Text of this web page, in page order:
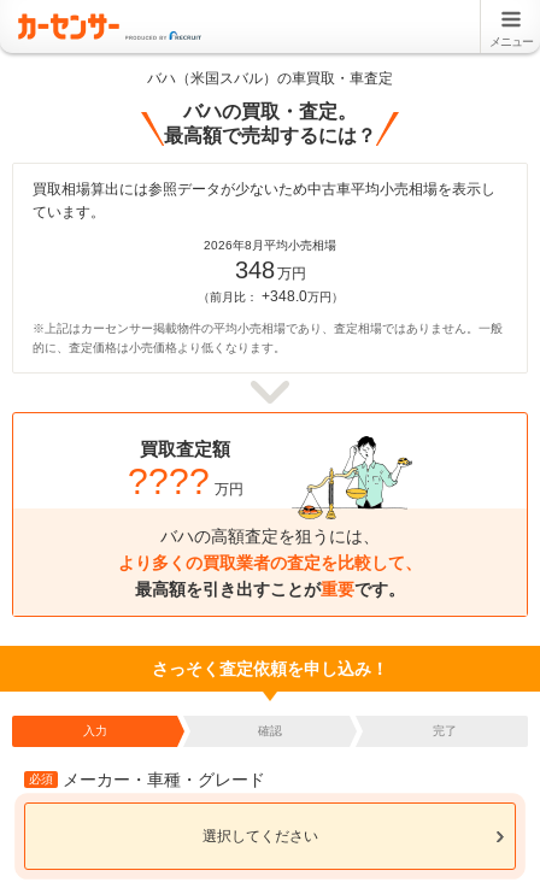
メニュー
バハ（米国スバル）の車買取・車査定
バハの買取・査定。
最高額で売却するには？
買取相場算出には参照データが少ないため中古車平均小売相場を表示し
ています。
2026年8月平均小売相場
348万円
（前月比： +348.0万円）
※上記はカーセンサー掲載物件の平均小売相場であり、査定相場ではありません。一般
的に、査定価格は小売価格より低くなります。
買取査定額
???? 万円
バハの高額査定を狙うには、
より多くの買取業者の査定を比較して、
最高額を引き出すことが重要です。
さっそく査定依頼を申し込み！
入力 確認 完了
必須 メーカー・車種・グレード
選択してください